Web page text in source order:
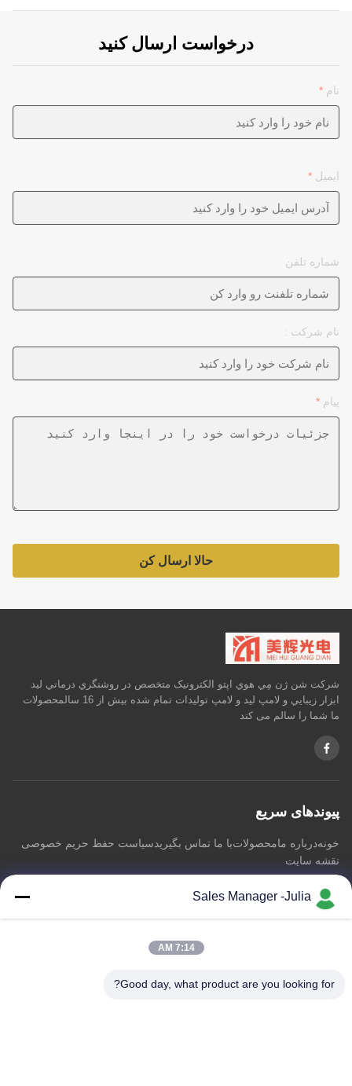
درخواست ارسال کنید
نام *
ایمیل *
شماره تلفن
نام شرکت :
پیام *
حالا ارسال کن
شرکت شن ژن مِي هوي اپتو الکترونيک متخصص در روشنگري درماني ليد
ابزار زيبايي و لامپ ليد و لامپ توليدات تمام شده بيش از 16 سالمحصولات
ما شما را سالم می کند
پیوندهای سریع
خونهدرباره مامحصولاتبا ما تماس بگیریدسیاست حفظ حریم خصوصی
نقشه سایت
با ما تماس بگیرید
شی یان ، منطقه BaoAn ، شنژن چین
Sales Manager -Julia
7:14 AM
Good day, what product are you looking for?